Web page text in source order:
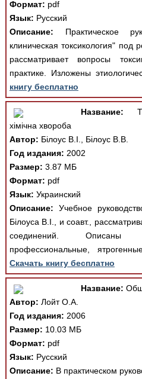
Формат: pdf
Язык: Русский
Описание: Практическое
клиническая токсикология" под
рассматривает вопросы
практике. Изложены
книгу бесплатно
Название:
хімічна хвороба
Автор: Білоус В.І., Білоус В.В.
Год издания: 2002
Размер: 3.87 МБ
Формат: pdf
Язык: Украинский
Описание: Учебное
Білоуса В.І., и соавт.,
соединений. Описаны
профессиональные,
Скачать книгу бесплатно
Название:
Автор: Лойт О.А.
Год издания: 2006
Размер: 10.03 МБ
Формат: pdf
Язык: Русский
Описание: В практическом